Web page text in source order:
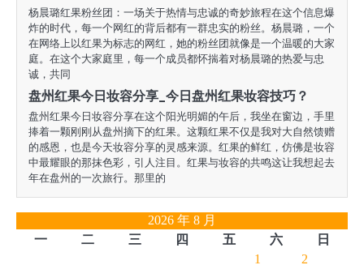
杨晨璐红果粉丝团：一场关于热情与忠诚的奇妙旅程在这个信息爆
炸的时代，每一个网红的背后都有一群忠实的粉丝。杨晨璐，一个
在网络上以红果为标志的网红，她的粉丝团就像是一个温暖的大家
庭。在这个大家庭里，每一个成员都怀揣着对杨晨璐的热爱与忠
诚，共同
盘州红果今日妆容分享_今日盘州红果妆容技巧？
盘州红果今日妆容分享在这个阳光明媚的午后，我坐在窗边，手里
捧着一颗刚刚从盘州摘下的红果。这颗红果不仅是我对大自然馈赠
的感恩，也是今天妆容分享的灵感来源。红果的鲜红，仿佛是妆容
中最耀眼的那抹色彩，引人注目。红果与妆容的共鸣这让我想起去
年在盘州的一次旅行。那里的
2026 年 8 月
一
二 三 四 五 六
日
1
2